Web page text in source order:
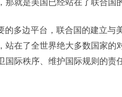
那就是美国已经站在了联合国
的多边平台，联合国的建立与
站在了全世界绝大多数国家的
国际秩序、维护国际规则的